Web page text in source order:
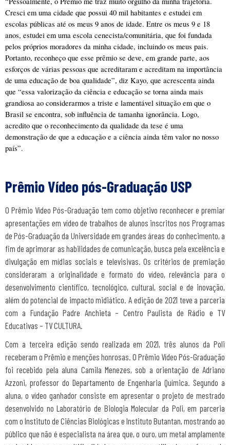
Cresci em uma cidade que possui 40 mil habitantes e estudei em
escolas públicas até os meus 9 anos de idade. Entre os meus 9 e 18
anos, estudei em uma escola cenecista/comunitária, que foi fundada
pelos próprios moradores da minha cidade, incluindo os meus pais.
Portanto, reconheço que esse prêmio se deve, em grande parte, aos
esforços de várias pessoas que acreditaram e acreditam na importância
de uma educação de boa qualidade”, diz Kayo, que acrescenta ainda
que “essa valorização da ciência e educação se torna ainda mais
grandiosa ao considerarmos a triste e lamentável situação em que o
Brasil se encontra, sob influência de tamanha ignorância. Logo,
acredito que o reconhecimento da qualidade da tese é uma
demonstração de que a educação e a ciência ainda têm valor no nosso
país”.
Prêmio Vídeo pós-Graduação USP
O Prêmio Vídeo Pós-Graduação tem como objetivo reconhecer e premiar
apresentações em vídeo de trabalhos de alunos inscritos nos Programas
de Pós-Graduação da Universidade em grandes áreas do conhecimento, a
fim de aprimorar as habilidades de comunicação, busca pela excelência e
divulgação em mídias sociais e televisivas. Os critérios de premiação
consideraram a originalidade e formato do vídeo, relevância para o
desenvolvimento científico, tecnológico, cultural, social e de inovação,
além do potencial de impacto midiático. A edição de 2021 teve a parceria
com a Fundação Padre Anchieta – Centro Paulista de Rádio e TV
Educativas – TV CULTURA.
Com a terceira edição sendo realizada em 2021, três alunos da Poli
receberam o Prêmio e menções honrosas. O Prêmio Vídeo Pós-Graduação
foi recebido pela aluna Camila Menezes, sob a orientação de Adriano
Azzoni, professor do Departamento de Engenharia Química. Segundo a
aluna, o vídeo ganhador consiste em apresentar o projeto de mestrado
desenvolvido no Laboratório de Biologia Molecular da Poli, em parceria
com o Instituto de Ciências Biológicas e Instituto Butantan, mostrando ao
público que não é especialista na área que, o ouro, um metal amplamente